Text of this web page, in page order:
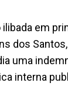
ilibada em
dos
uma
interna